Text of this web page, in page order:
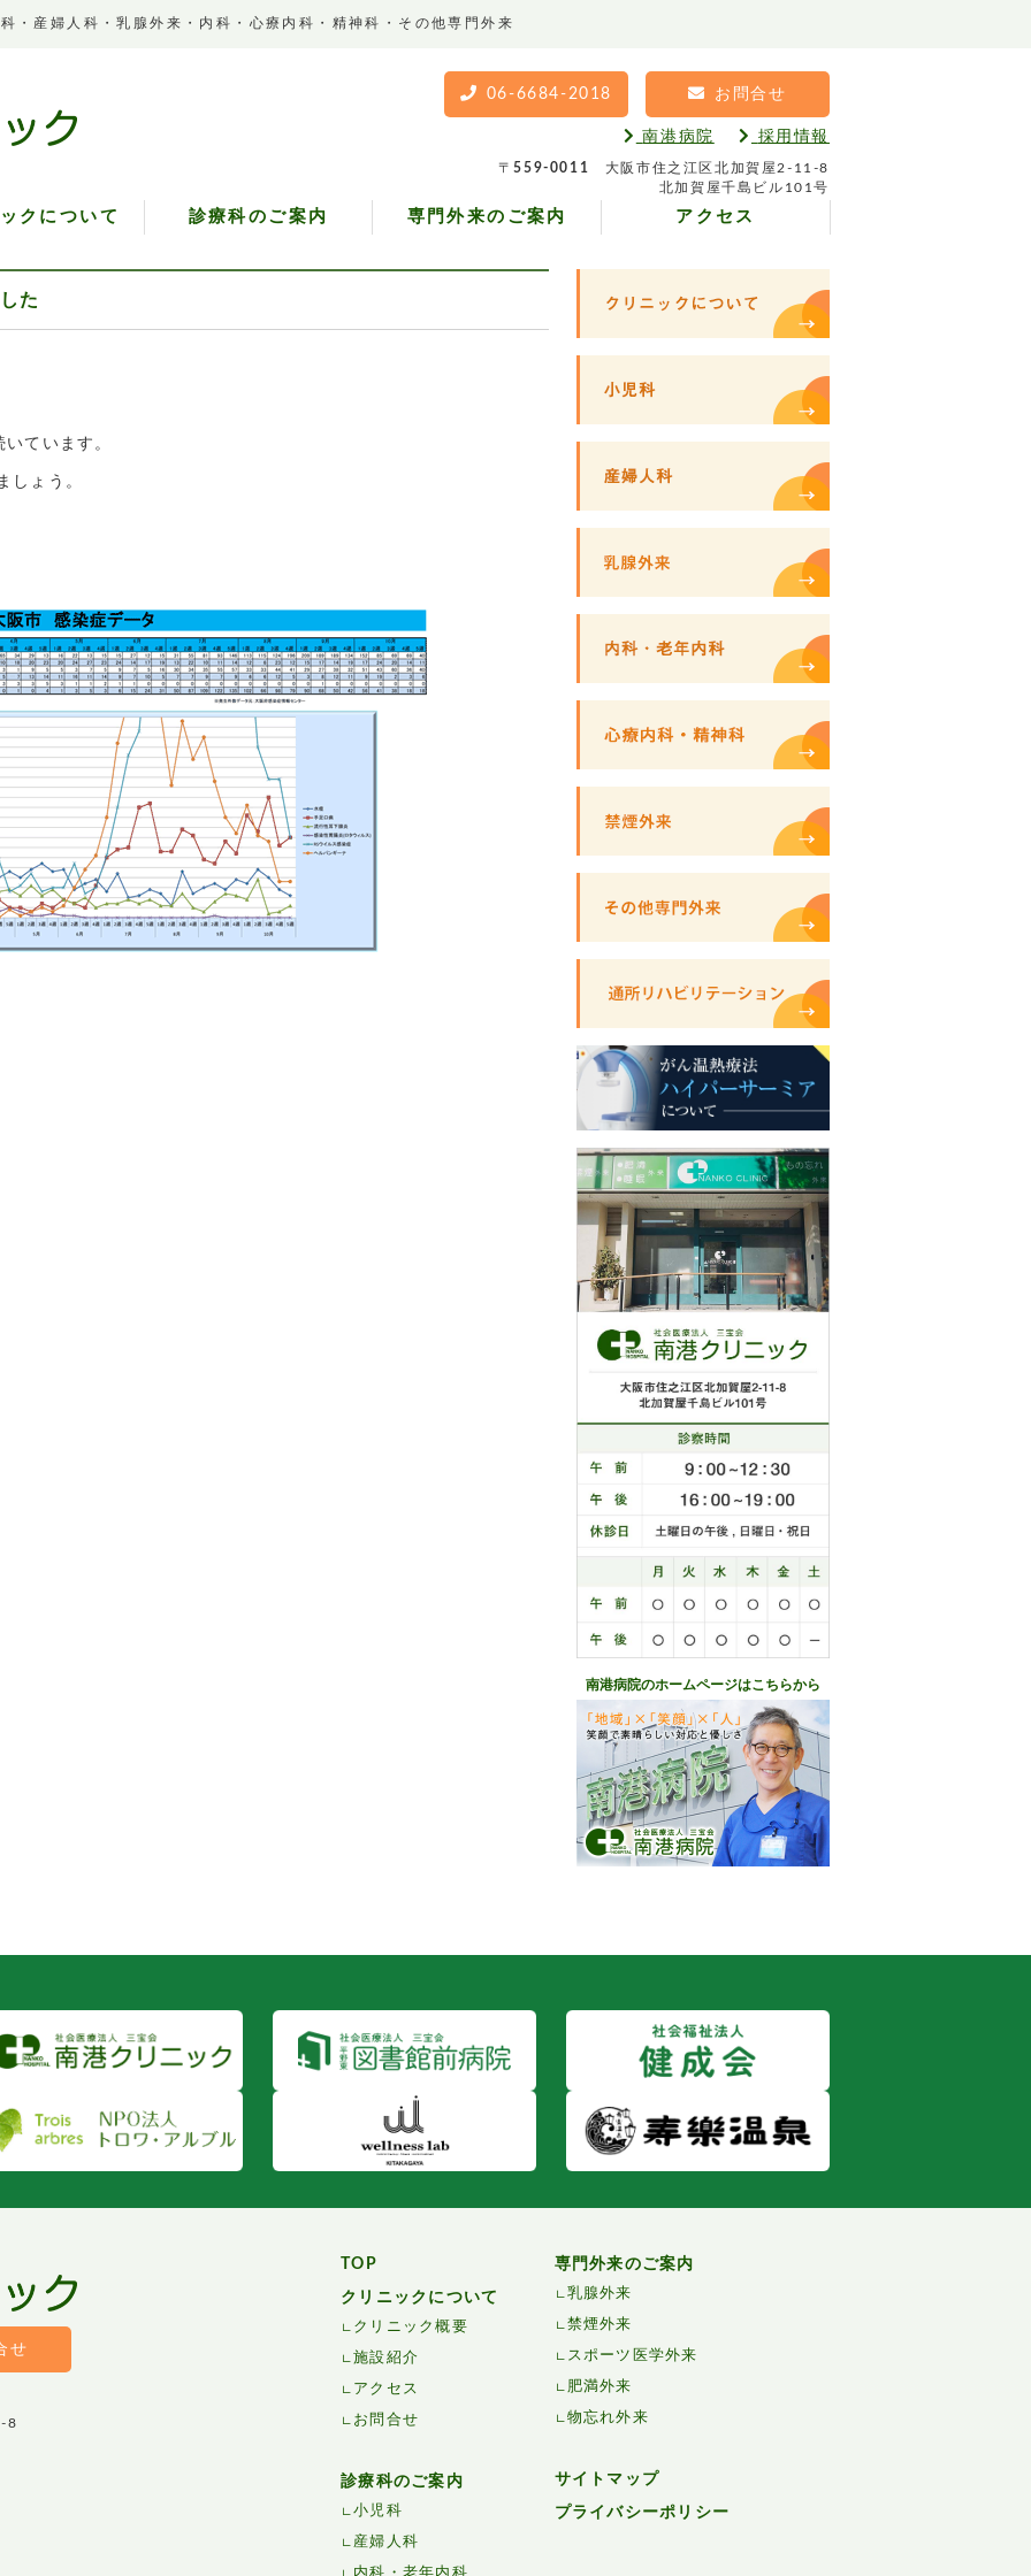
・産婦人科・乳腺外来・内科・心療内科・精神科・その他専門外来
06-6684-2018 お問合せ
南港病院 採用情報
〒559-0011
大阪市住之江区北加賀屋2-11-8
北加賀屋千島ビル101号
クについて 診療科のご案内 専門外来のご案内 アクセス
た
ています。
しょう。
南港病院のホームページはこちらから
せ
8
TOP
クリニックについて
クリニック概要
施設紹介
アクセス
お問合せ
診療科のご案内
小児科
産婦人科
専門外来のご案内
乳腺外来
禁煙外来
スポーツ医学外来
肥満外来
物忘れ外来
サイトマップ
プライバシーポリシー